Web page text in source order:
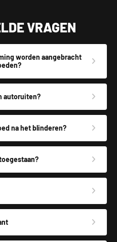
VRAGEN
worden aangebracht
autoruiten?
na het blinderen?